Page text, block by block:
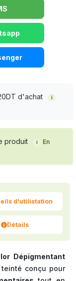
d'achat i
produit i
En
d'utilistation
Détails
Dépigmentant
conçu pour